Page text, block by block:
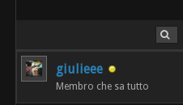
giulieee
Membro che sa tutto